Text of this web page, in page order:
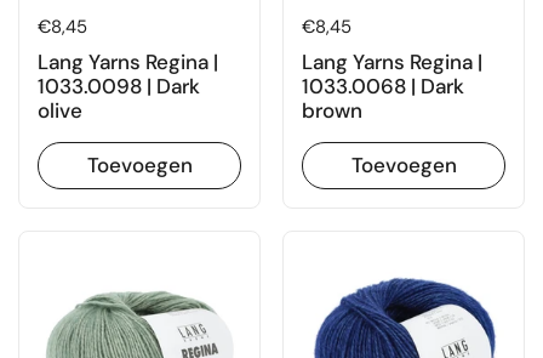
Prijs:
€8,45
Lang Yarns Regina |
1033.0098 | Dark
olive
Toevoegen
Prijs:
€8,45
Lang Yarns Regina |
1033.0068 | Dark
brown
Toevoegen